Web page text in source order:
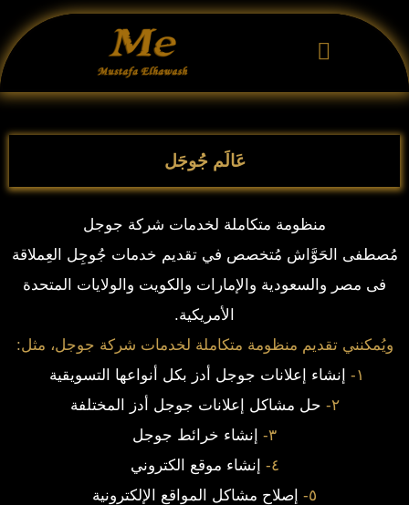
إلى
المحتوى
عَالَم جُوجَل
منظومة متكاملة لخدمات شركة جوجل
مُصطفى الحَوَّاش مُتخصص في تقديم خدمات جُوجِل العِملاقة
فى مصر والسعودية والإمارات والكويت والولايات المتحدة
الأمريكية.
ويُمكنني تقديم منظومة متكاملة لخدمات شركة جوجل، مثل:
۱-
إنشاء إعلانات جوجل أدز بكل أنواعها التسويقية
۲-
حل مشاكل إعلانات جوجل أدز المختلفة
۳-
إنشاء خرائط جوجل
٤-
إنشاء موقع الكتروني
٥-
إصلاح مشاكل المواقع الإلكترونية